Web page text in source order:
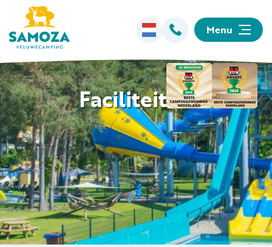
Menu
Overnachten
Faciliteiten
Animatie
Omgeving
Informatie
Faciliteiten